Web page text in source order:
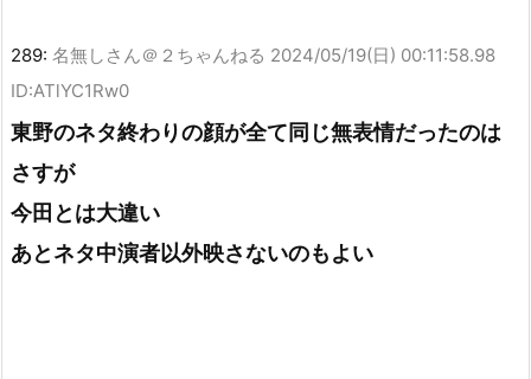
289: 名無しさん＠２ちゃんねる 2024/05/19(日) 00:11:58.98
ID:ATlYC1Rw0
東野のネタ終わりの顔が全て同じ無表情だったのは
さすが
今田とは大違い
あとネタ中演者以外映さないのもよい